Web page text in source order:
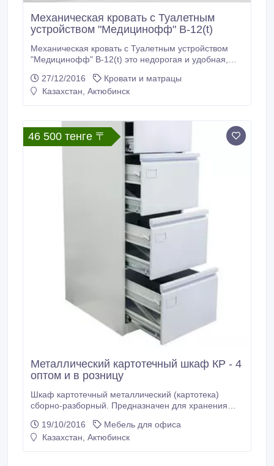
Механическая кровать с Туалетным
устройством "Медицинофф" B-12(t)
Механическая кровать с Туалетным устройством
"Медицинофф" B-12(t) это недорогая и удобная,
из прочной стали, с эпоксидным полимерно-
порошковым покрытием. Такое изделие будет
27/12/2016
Кровати и матрацы
Казахстан, Актюбинск
46 500 тенге 〒
Металлический картотечный шкаф КР - 4
оптом и в розницу
Шкаф картотечный металлический (картотека)
сборно-разборный. Предназначен для хранения
четыре выдвижных ящика. Благодаря
телескопическим направляющим каждый ящик
19/10/2016
Мебель для офиса
Казахстан, Актюбинск